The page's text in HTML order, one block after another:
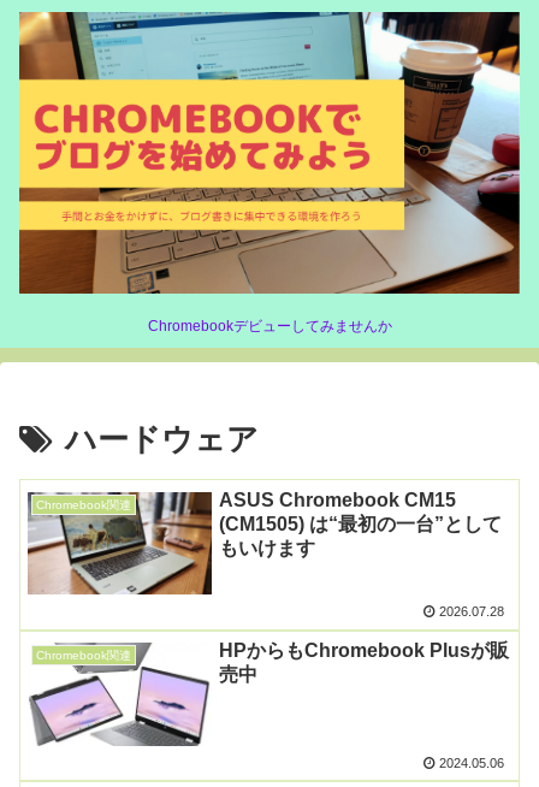
Chromebookデビューしてみませんか
ハードウェア
Chromebook関連
ASUS Chromebook CM15
(CM1505) は“最初の一台”として
もいけます
2026.07.28
Chromebook関連
HPからもChromebook Plusが販
売中
2024.05.06